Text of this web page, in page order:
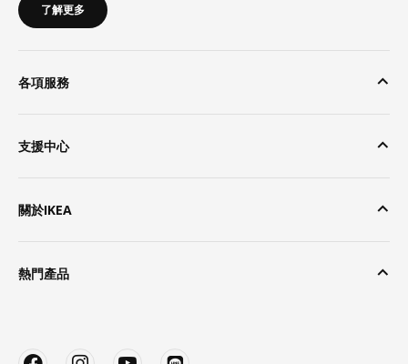
了解更多
各項服務
支援中心
關於IKEA
熱門產品